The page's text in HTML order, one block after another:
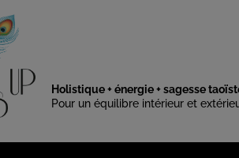
Holistique + énergie + sagesse
Pour un équilibre intérieur et